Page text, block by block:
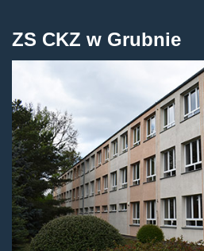
ZS CKZ w Grubnie